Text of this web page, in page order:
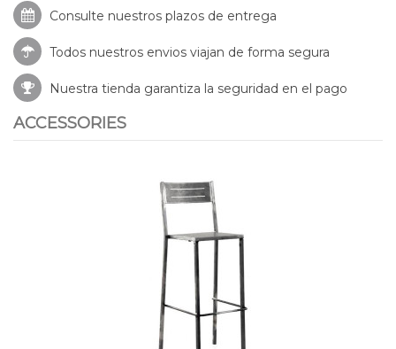
Consulte nuestros plazos de entrega
Todos nuestros envios viajan de forma segura
Nuestra tienda garantiza la seguridad en el pago
ACCESSORIES